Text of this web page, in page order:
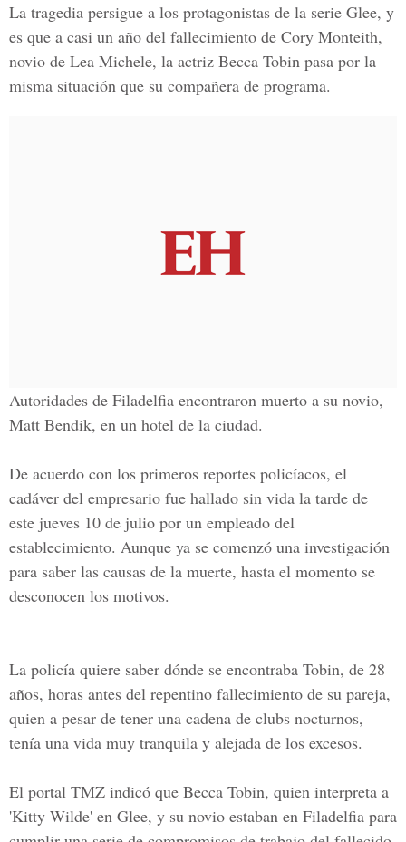
La tragedia persigue a los protagonistas de la serie Glee, y
es que a casi un año del fallecimiento de Cory Monteith,
novio de Lea Michele, la actriz Becca Tobin pasa por la
misma situación que su compañera de programa.
Autoridades de Filadelfia encontraron muerto a su novio,
Matt Bendik, en un hotel de la ciudad.
De acuerdo con los primeros reportes policíacos, el
cadáver del empresario fue hallado sin vida la tarde de
este jueves 10 de julio por un empleado del
establecimiento. Aunque ya se comenzó una investigación
para saber las causas de la muerte, hasta el momento se
desconocen los motivos.
La policía quiere saber dónde se encontraba Tobin, de 28
años, horas antes del repentino fallecimiento de su pareja,
quien a pesar de tener una cadena de clubs nocturnos,
tenía una vida muy tranquila y alejada de los excesos.
El portal TMZ indicó que Becca Tobin, quien interpreta a
'Kitty Wilde' en Glee, y su novio estaban en Filadelfia para